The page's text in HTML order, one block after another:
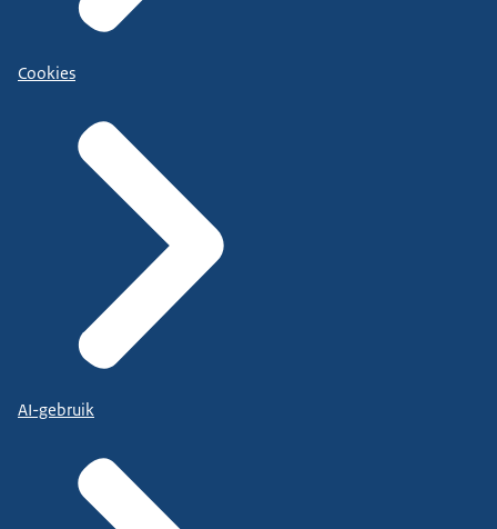
Cookies
AI-gebruik